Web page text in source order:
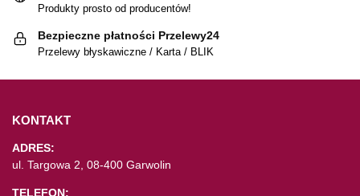
Produkty prosto od producentów!
Bezpieczne płatności Przelewy24
Przelewy błyskawiczne / Karta / BLIK
KONTAKT
ADRES:
ul. Targowa 2, 08-400 Garwolin
TELEFON: